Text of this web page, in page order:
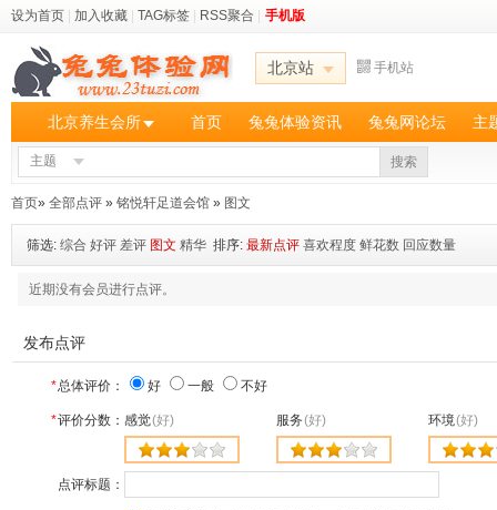
设为首页 加入收藏 TAG标签 RSS聚合 手机版
北京站 手机站
北京养生会所 首页 兔兔体验资讯 兔兔网论坛 主
主题 搜索
首页» 全部点评 » 铭悦轩足道会馆 » 图文
筛选: 综合 好评 差评 图文 精华 排序: 最新点评 喜欢程度 鲜花数 回应数量
近期没有会员进行点评。
发布点评
*总体评价： 好 一般 不好
*评价分数： 感觉(好) 服务(好) 环境(好)
点评标题：